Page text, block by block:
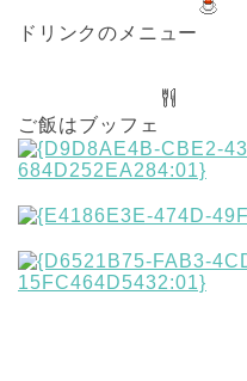
ドリンクのメニュー
ご飯はブッフェ